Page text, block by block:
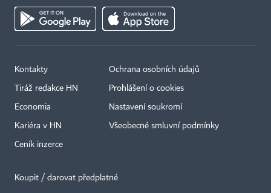
Kontakty
Tiráž redakce HN
Economia
Kariéra v HN
Ceník inzerce
Ochrana osobních údajů
Prohlášení o cookies
Nastavení soukromí
Všeobecné smluvní podmínky
Koupit / darovat předplatné